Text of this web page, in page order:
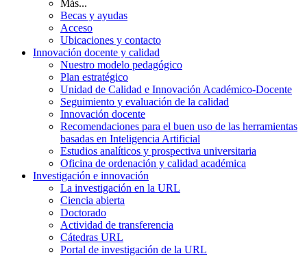
Más...
Becas y ayudas
Acceso
Ubicaciones y contacto
Innovación docente y calidad
Nuestro modelo pedagógico
Plan estratégico
Unidad de Calidad e Innovación Académico-Docente
Seguimiento y evaluación de la calidad
Innovación docente
Recomendaciones para el buen uso de las herramientas
basadas en Inteligencia Artificial
Estudios analíticos y prospectiva universitaria
Oficina de ordenación y calidad académica
Investigación e innovación
La investigación en la URL
Ciencia abierta
Doctorado
Actividad de transferencia
Cátedras URL
Portal de investigación de la URL